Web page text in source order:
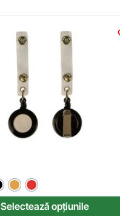
Selectează opțiunile